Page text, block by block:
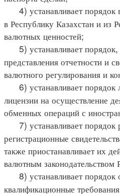
4) устанавливает порядок
в Республику Казахстан и из
валютных ценностей;
5) устанавливает
представления отчетности и
валютного регулирования и
6) устанавливает порядок
лицензии на осуществление
обменных операций с
7) устанавливает порядок
регистрационные
также приостанавливает их
валютным законодательством
8) устанавливает порядок
квалификационные